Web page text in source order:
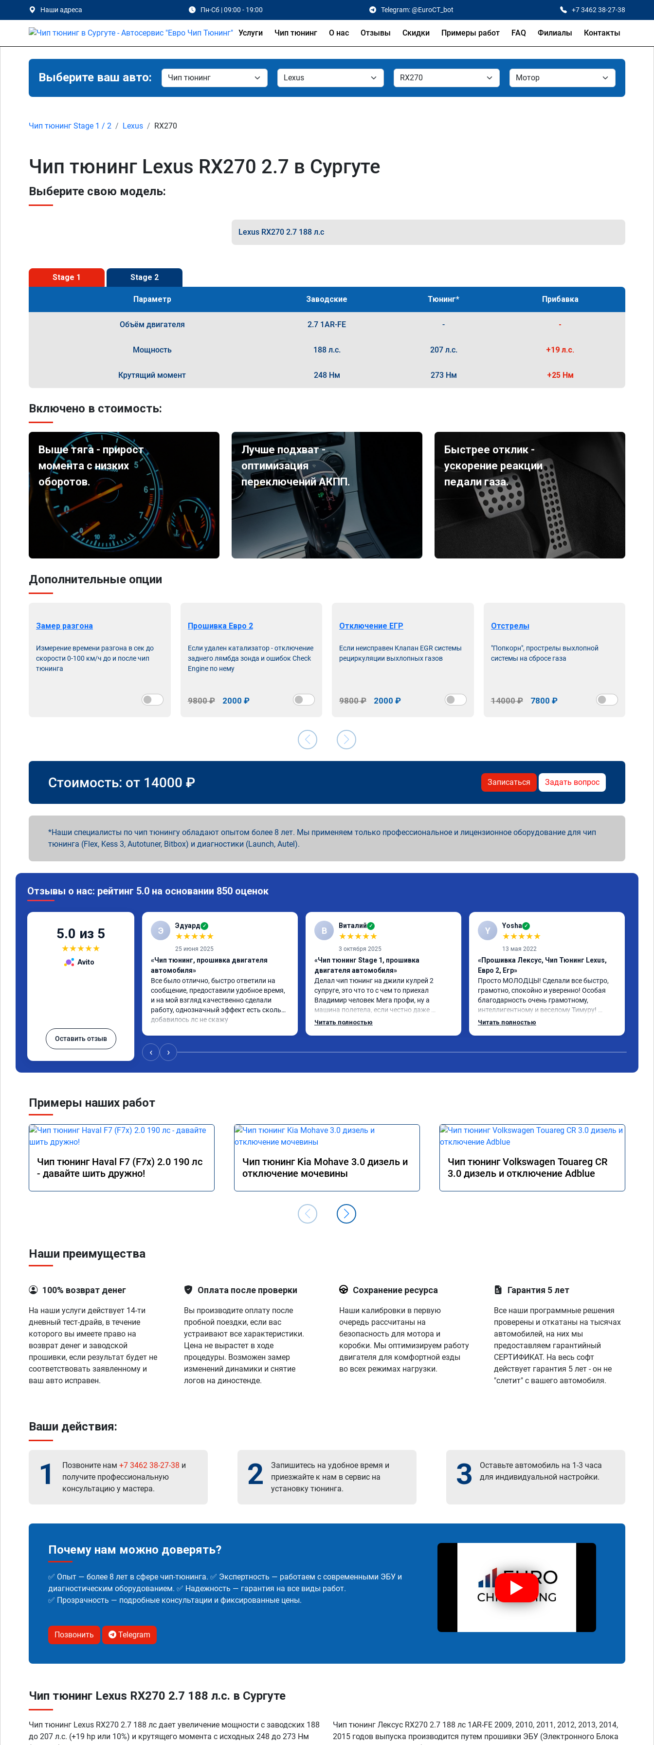
Наши адреса Пн-Сб | 09:00 - 19:00 Telegram: @EuroCT_bot +7 3462 38-27-38
Услуги Чип тюнинг О нас Отзывы Скидки Примеры работ FAQ Филиалы Контакты
Выберите ваш авто:
Чип тюнинг Stage 1 / 2 Lexus RX270
Чип тюнинг Lexus RX270 2.7 в Сургуте
Выберите свою модель:
Lexus RX270 2.7 188 л.с
Stage 1 Stage 2
Параметр Заводские Тюнинг* Прибавка
Объём двигателя 2.7 1AR-FE - -
Мощность 188 л.с. 207 л.с. +19 л.с.
Крутящий момент 248 Нм 273 Нм +25 Нм
Включено в стоимость:
Выше тяга - прирост
момента с низких
оборотов.
Лучше подхват -
оптимизация
переключений АКПП.
Быстрее отклик -
ускорение реакции
педали газа.
Дополнительные опции
Замер разгона
Измерение времени разгона в сек до
скорости 0-100 км/ч до и после чип
тюнинга
Прошивка Евро 2
Если удален катализатор - отключение
заднего лямбда зонда и ошибок Check
Engine по нему
9800 ₽ 2000 ₽
Отключение ЕГР
Если неисправен Клапан EGR системы
рециркуляции выхлопных газов
9800 ₽ 2000 ₽
Отстрелы
"Попкорн", прострелы выхлопной
системы на сбросе газа
14000 ₽ 7800 ₽
Стоимость: от 14000 ₽ Записаться Задать вопрос
Наши специалисты по чип тюнингу обладают опытом более 8 лет. Мы применяем только профессиональное и лицензионное оборудование для чип
тюнинга (Flex, Kess 3, Autotuner, Bitbox) и диагностики (Launch, Autel).
Отзывы о нас: рейтинг 5.0 на основании 850 оценок
5.0 из 5
★★★★★
Avito
Оставить отзыв
Э Эдуард ✓
★★★★★
25 июня 2025
«Чип тюнинг, прошивка двигателя
автомобиля»
Все было отлично, быстро ответили на
сообщение, предоставили удобное время,
и на мой взгляд качественно сделали
работу, однозначный эффект есть сколько
добавилось лс не скажу
В Виталий ✓
★★★★★
3 октября 2025
«Чип тюнинг Stage 1, прошивка
двигателя автомобиля»
Делал чип тюнинг на джили кулрей 2
супруге, это что то с чем то приехал
Владимир человек Мега профи, ну а
машина полетела, если честно даже
страшно было, спасибо огромное. Ну и за
Читать полностью
Y Yosha ✓
★★★★★
13 мая 2022
«Прошивка Лексус, Чип Тюнинг Lexus,
Евро 2, Егр»
Просто МОЛОДЦЫ! Сделали все быстро,
грамотно, спокойно и уверенно! Особая
благодарность очень грамотному,
интеллигентному и веселому Тимуру!
Ребята профессионалы! Lexus GX-460
Читать полностью
‹ ›
Примеры наших работ
Чип тюнинг Haval F7 (F7x) 2.0 190 лс
- давайте шить дружно!
Чип тюнинг Kia Mohave 3.0 дизель и
отключение мочевины
Чип тюнинг Volkswagen Touareg CR
3.0 дизель и отключение Adblue
Наши преимущества
100% возврат денег
На наши услуги действует 14-ти
дневный тест-драйв, в течение
которого вы имеете право на
возврат денег и заводской
прошивки, если результат будет не
соответствовать заявленному и
ваш авто исправен.
Оплата после проверки
Вы производите оплату после
пробной поездки, если вас
устраивают все характеристики.
Цена не вырастет в ходе
процедуры. Возможен замер
изменений динамики и снятие
логов на диностенде.
Сохранение ресурса
Наши калибровки в первую
очередь рассчитаны на
безопасность для мотора и
коробки. Мы оптимизируем работу
двигателя для комфортной езды
во всех режимах нагрузки.
Гарантия 5 лет
Все наши программные решения
проверены и откатаны на тысячах
автомобилей, на них мы
предоставляем гарантийный
СЕРТИФИКАТ. На весь софт
действует гарантия 5 лет - он не
"слетит" с вашего автомобиля.
Ваши действия:
1 Позвоните нам +7 3462 38-27-38 и
получите профессиональную
консультацию у мастера.
2
Запишитесь на удобное время и
приезжайте к нам в сервис на
установку тюнинга.
3
Оставьте автомобиль на 1-3 часа
для индивидуальной настройки.
Почему нам можно доверять?
✅ Опыт — более 8 лет в сфере чип-тюнинга. ✅ Экспертность — работаем с современными ЭБУ и
диагностическим оборудованием. ✅ Надежность — гарантия на все виды работ.
✅ Прозрачность — подробные консультации и фиксированные цены.
Позвонить Telegram
Чип тюнинг Lexus RX270 2.7 188 л.с. в Сургуте
Чип тюнинг Lexus RX270 2.7 188 лс дает увеличение мощности с заводских 188
до 207 л.с. (+19 hp или 10%) и крутящего момента с исходных 248 до 273 Нм
Чип тюнинг Лексус RX270 2.7 188 лс 1AR-FE 2009, 2010, 2011, 2012, 2013, 2014,
2015 годов выпуска производится путем прошивки ЭБУ (Электронного Блока